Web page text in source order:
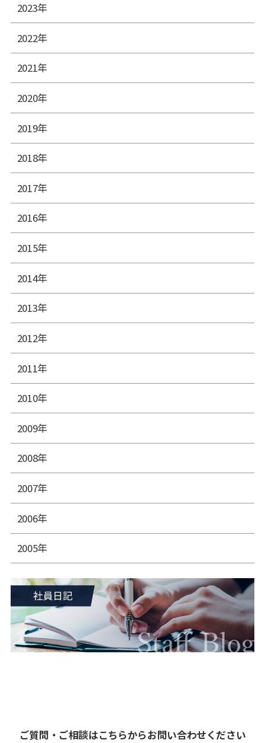
2023年
2022年
2021年
2020年
2019年
2018年
2017年
2016年
2015年
2014年
2013年
2012年
2011年
2010年
2009年
2008年
2007年
2006年
2005年
ご質問・ご相談はこちらからお問い合わせください